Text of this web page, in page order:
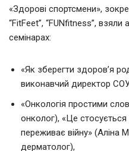
«Здорові спортсмени»,
“FitFeet”, “FUNfitness”, взяли
семінарах:
«Як зберегти здоров’я
виконавчий директор
«Онкологія простими
онколог), «Це
переживає війну» (Аліна
дерматолог),